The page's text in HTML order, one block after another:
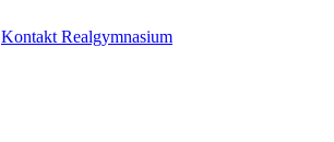
Kontakt Realgymnasium